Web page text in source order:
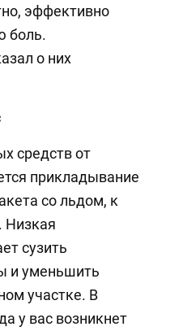
эффективно
боль.
о них
средств от
прикладывание
со льдом, к
Низкая
сузить
и уменьшить
участке. В
у вас возникнет